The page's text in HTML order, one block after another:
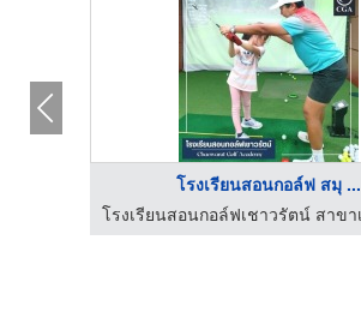
โรงเรียนสอนกอล์ฟ สมุ ...